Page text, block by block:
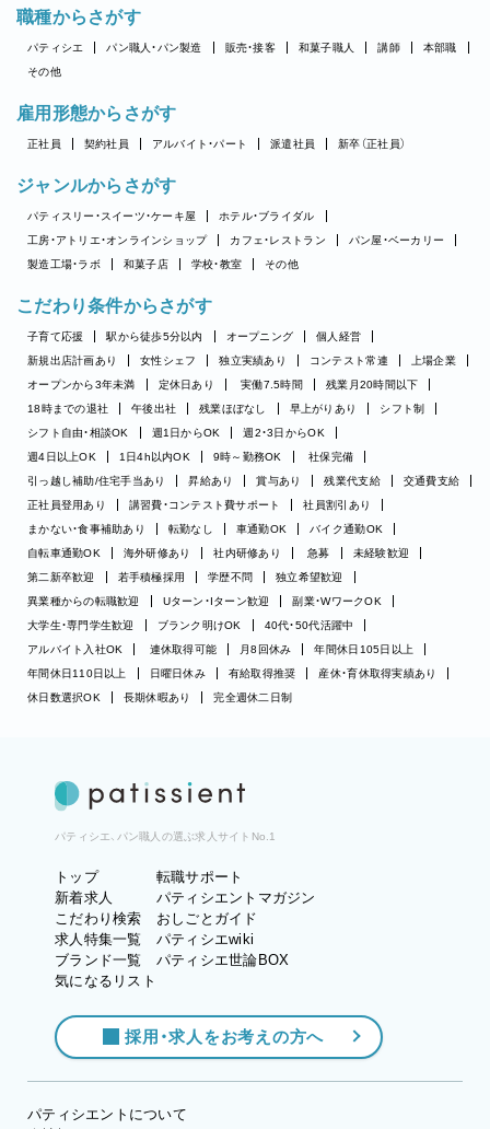
職種からさがす
パティシエ パン職人・パン製造 販売・接客 和菓子職人 講師
本部職
その他
雇用形態からさがす
正社員 契約社員 アルバイト・パート 派遣社員 新卒（正社員）
ジャンルからさがす
パティスリー・スイーツ・ケーキ屋
ホテル・ブライダル
工房・アトリエ・オンラインショップ
カフェ・レストラン
パン屋・ベーカリー
製造工場・ラボ
和菓子店 学校・教室 その他
こだわり条件からさがす
子育て応援 駅から徒歩5分以内 オープニング
個人経営
新規出店計画あり
女性シェフ 独立実績あり コンテスト常連
上場企業
オープンから3年未満
定休日あり 実働7.5時間
残業月20時間以下
18時までの退社
午後出社 残業ほぼなし 早上がりあり
シフト制
シフト自由・相談OK
週1日からOK
週2・3日からOK
週4日以上OK
1日4h以内OK 9時～勤務OK
社保完備
引っ越し補助/住宅手当あり
昇給あり 賞与あり 残業代支給
交通費支給
正社員登用あり
講習費・コンテスト費サポート
社員割引あり
まかない・食事補助あり
転勤なし 車通勤OK
バイク通勤OK
自転車通勤OK
海外研修あり 社内研修あり 急募
未経験歓迎
第二新卒歓迎
若手積極採用 学歴不問
独立希望歓迎
異業種からの転職歓迎
Uターン・Iターン歓迎
副業・WワークOK
大学生・専門学生歓迎
ブランク明けOK
40代・50代活躍中
アルバイト入社OK
連休取得可能 月8回休み
年間休日105日以上
年間休日110日以上
日曜日休み 有給取得推奨
産休・育休取得実績あり
休日数選択OK
長期休暇あり 完全週休二日制
パティシエ、パン職人の選ぶ求人サイトNo.1
トップ
新着求人
こだわり検索
求人特集一覧
ブランド一覧
気になるリスト
転職サポート
パティシエントマガジン
おしごとガイド
パティシエwiki
パティシエ世論BOX
採用・求人をお考えの方へ
パティシエントについて